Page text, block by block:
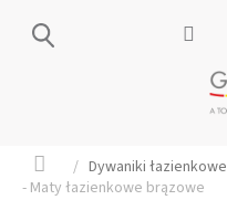
Home
/ Dywaniki łazienkowe
- Maty łazienkowe brązowe